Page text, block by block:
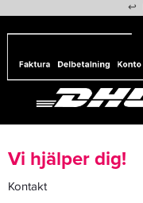
↩
Vi hjälper dig!
Kontakt